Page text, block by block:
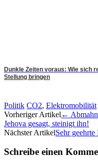
Dunkle Zeiten voraus: Wie sich
Stellung bringen
Politik CO2, Elektromobilität
Artikel-
Navigation
Vorheriger Artikel ←
Jehova gesagt, steinigt ihn!
Nächster ArtikelSehr
Schreibe einen